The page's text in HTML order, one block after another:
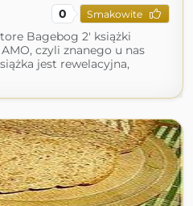
0 Smakowite
Bagebog 2' książki
czyli znanego u nas
jest rewelacyjna,